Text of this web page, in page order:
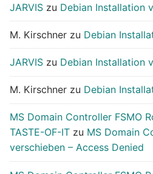
JARVIS zu Debian Installation
M. Kirschner zu Debian
JARVIS zu Debian Installation
M. Kirschner zu Debian
MS Domain Controller FSMO
TASTE-OF-IT zu MS Domain
verschieben – Access Denied